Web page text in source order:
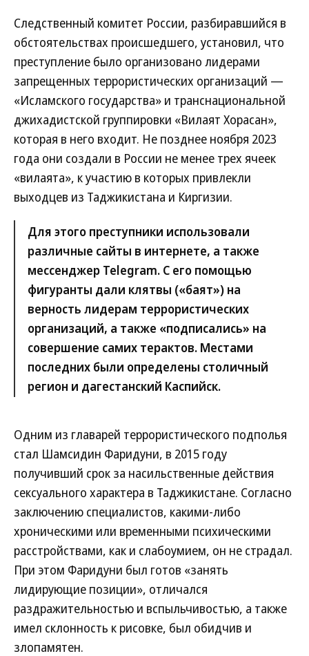
Следственный комитет России, разбиравшийся в
обстоятельствах происшедшего, установил, что
преступление было организовано лидерами
запрещенных террористических организаций —
«Исламского государства» и транснациональной
джихадистской группировки «Вилаят Хорасан»,
которая в него входит. Не позднее ноября 2023
года они создали в России не менее трех ячеек
«вилаята», к участию в которых привлекли
выходцев из Таджикистана и Киргизии.
Для этого преступники использовали
различные сайты в интернете, а также
мессенджер Telegram. С его помощью
фигуранты дали клятвы («баят») на
верность лидерам террористических
организаций, а также «подписались» на
совершение самих терактов. Местами
последних были определены столичный
регион и дагестанский Каспийск.
Одним из главарей террористического подполья
стал Шамсидин Фаридуни, в 2015 году
получивший срок за насильственные действия
сексуального характера в Таджикистане. Согласно
заключению специалистов, какими-либо
хроническими или временными психическими
расстройствами, как и слабоумием, он не страдал.
При этом Фаридуни был готов «занять
лидирующие позиции», отличался
раздражительностью и вспыльчивостью, а также
имел склонность к рисовке, был обидчив и
злопамятен.